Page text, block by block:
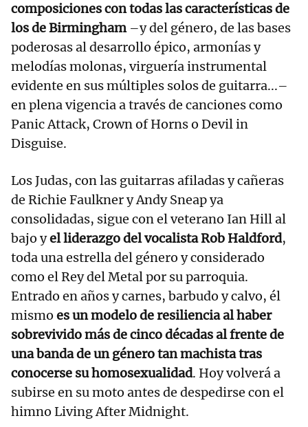
composiciones con todas las características de
los de Birmingham–y del género, de las bases
poderosas al desarrollo épico, armonías y
melodías molonas, virguería instrumental
evidente en sus múltiples solos de guitarra...–
en plena vigencia a través de canciones como
Panic Attack, Crown of Horns o Devil in
Disguise.
Los Judas, con las guitarras afiladas y cañeras
de Richie Faulkner y Andy Sneap ya
consolidadas, sigue con el veterano Ian Hill al
bajo yel liderazgo del vocalista Rob Haldford,
toda una estrella del género y considerado
como el Rey del Metal por su parroquia.
Entrado en años y carnes, barbudo y calvo, él
mismo es un modelo de resiliencia al haber
sobrevivido más de cinco décadas al frente de
una banda de un género tan machista tras
conocerse su homosexualidad. Hoy volverá a
subirse en su moto antes de despedirse con el
himno Living After Midnight.